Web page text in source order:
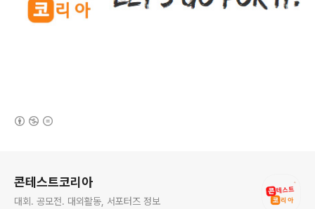
콘테스트코리아
대회. 공모전. 대외활동, 서포터즈 정보